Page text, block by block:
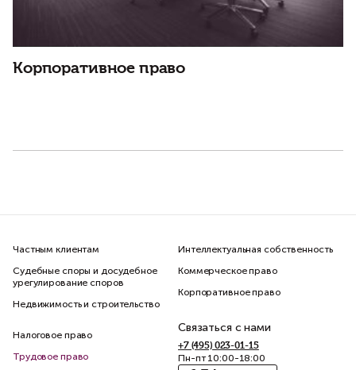
Корпоративное право
Частным клиентам
Судебные споры и досудебное
урегулирование споров
Недвижимость и строительство
Интеллектуальная собственность
Коммерческое право
Корпоративное право
Налоговое право
Трудовое право
Связаться с нами
+7 (495) 023-01-15
Пн-пт 10:00-18:00